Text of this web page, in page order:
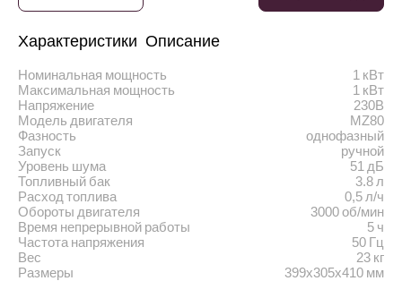
Характеристики Описание
Номинальная мощность
1 кВт
Максимальная мощность
1 кВт
Напряжение
230В
Модель двигателя
MZ80
Фазность
однофазный
Запуск
ручной
Уровень шума
51 дБ
Топливный бак
3.8 л
Расход топлива
0,5 л/ч
Обороты двигателя
3000 об/мин
Время непрерывной работы
5 ч
Частота напряжения
50 Гц
Вес
23 кг
Размеры
399х305х410 мм